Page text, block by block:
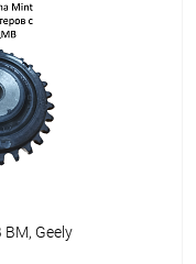
В наличии
Geely